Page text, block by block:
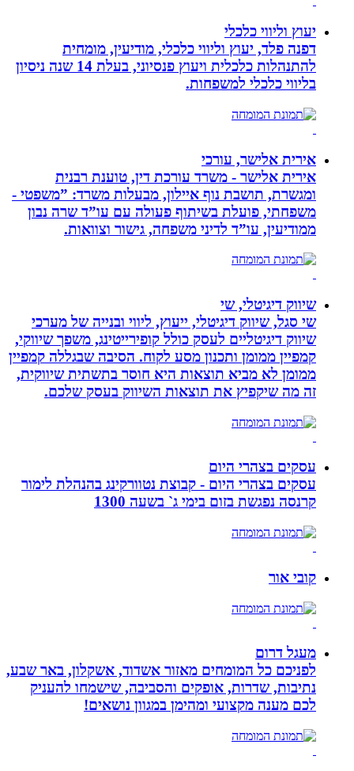
יעוץ וליווי כלכלי
דפנה פלד, יעוץ וליווי כלכלי, מודיעין, מומחית
להתנהלות כלכלית ויעוץ פנסיוני, בעלת 14 שנה ניסיון
בליווי כלכלי למשפחות.
אירית אלישר, עורכי
אירית אלישר - משרד עורכת דין, טוענת רבנית
ומגשרת, תושבת נוף איילון, מבעלות משרד: ”משפטי -
משפחתי, פועלת בשיתוף פעולה עם עו”ד שרה נבון
ממודיעין, עו”ד לדיני משפחה, גישור וצוואות.
שיווק דיגיטלי, שי
שי סגל, שיווק דיגיטלי, ייעוץ, ליווי ובנייה של מערכי
שיווק דיגיטליים לעסק כולל קופירייטינג, משפך שיווקי,
קמפיין ממומן ותכנון מסע לקוח. הסיבה שבגללה קמפיין
ממומן לא מביא תוצאות היא חוסר בתשתית שיווקית,
זה מה שיקפיץ את תוצאות השיווק בעסק שלכם.
עסקים בצהרי היום
עסקים בצהרי היום - קבוצת נטוורקינג בהנהלת לימור
קרנסה נפגשת בזום בימי ג` בשעה 1300
קובי אור
מעגל דרום
לפניכם כל המומחים מאזור אשדוד, אשקלון, באר שבע,
נתיבות, שדרות, אופקים והסביבה, שישמחו להעניק
לכם מענה מקצועי ומהימן במגוון נושאים!